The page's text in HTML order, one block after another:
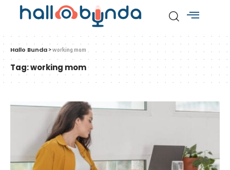
Hallo Bunda >working mom
Tag:working mom